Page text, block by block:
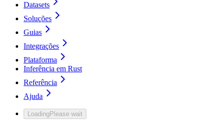
Datasets
Soluções
Guias
Integrações
Plataforma
Inferência em Rust
Referência
Ajuda
LoadingPlease wait